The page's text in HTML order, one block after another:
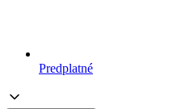
Predplatné